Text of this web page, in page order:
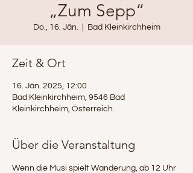
„Zum Sepp“
Do., 16. Jän. Bad Kleinkirchheim
Zeit & Ort
16. Jän. 2025, 12:00
Bad Kleinkirchheim, 9546 Bad
Kleinkirchheim, Österreich
Über die Veranstaltung
Wenn die Musi spielt Wanderung, ab 12 Uhr